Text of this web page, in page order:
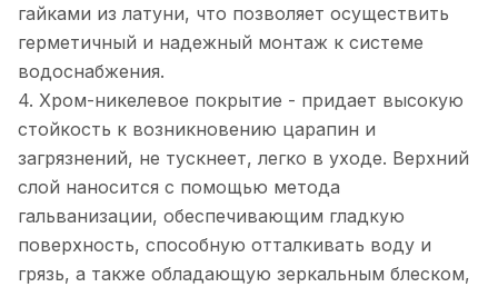
гайками из латуни, что позволяет осуществить
герметичный и надежный монтаж к системе
водоснабжения.
4. Хром-никелевое покрытие - придает высокую
стойкость к возникновению царапин и
загрязнений, не тускнеет, легко в уходе. Верхний
слой наносится с помощью метода
гальванизации, обеспечивающим гладкую
поверхность, способную отталкивать воду и
грязь, а также обладающую зеркальным блеском,